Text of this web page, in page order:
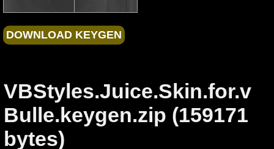
VBStyles.Juice.Skin.for.v
Bulle.keygen.zip (159171
bytes)